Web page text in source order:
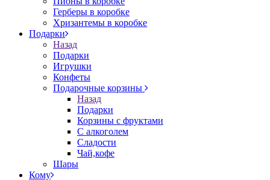
Герберы в коробке
Хризантемы в коробке
Подарки
Назад
Подарки
Игрушки
Конфеты
Подарочные корзины
Назад
Подарки
Корзины с фруктами
С алкоголем
Сладости
Чай,кофе
Шары
Кому